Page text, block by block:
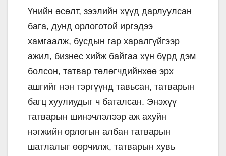
Үнийн өсөлт, зээлийн хүүд дарлуулсан
бага, дунд орлоготой иргэдээ
хамгаалж, бусдын гар харалгүйгээр
ажил, бизнес хийж байгаа хүн бүрд дэм
болсон, татвар төлөгчдийнхөө эрх
ашгийг нэн тэргүүнд тавьсан, татварын
багц хуулиудыг ч баталсан. Энэхүү
татварын шинэчлэлээр аж ахуйн
нэгжийн орлогын албан татварын
шатлалыг өөрчилж, татварын хувь